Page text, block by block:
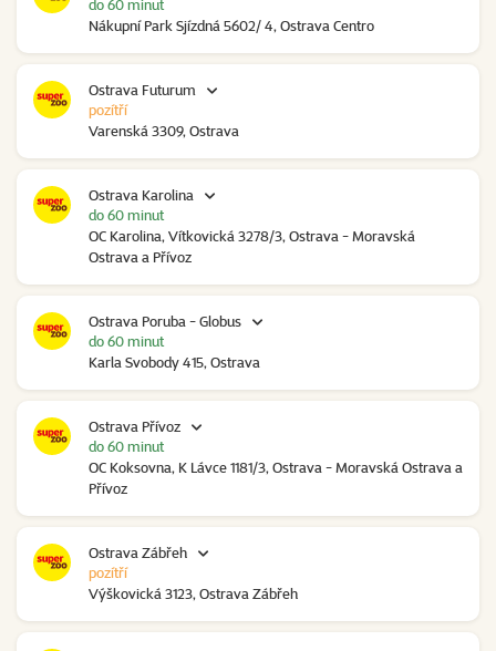
Nákupní Park Sjízdná 5602/ 4, Ostrava Centro
do 60 minut
Ostrava Futurum
Varenská 3309, Ostrava
pozítří
Ostrava Karolina
OC Karolina, Vítkovická 3278/3, Ostrava - Moravská
Ostrava a Přívoz
do 60 minut
Ostrava Poruba - Globus
Karla Svobody 415, Ostrava
do 60 minut
Ostrava Přívoz
OC Koksovna, K Lávce 1181/3, Ostrava - Moravská Ostrava a
Přívoz
do 60 minut
Ostrava Zábřeh
Výškovická 3123, Ostrava Zábřeh
pozítří